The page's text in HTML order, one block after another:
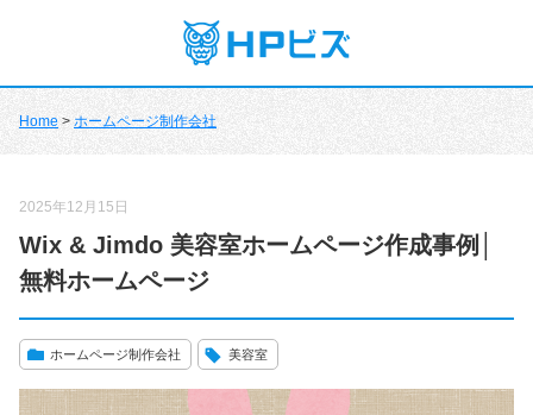
Home > ホームページ制作会社
2025年12月15日
Wix & Jimdo 美容室ホームページ作成事例│
無料ホームページ
ホームページ制作会社 美容室